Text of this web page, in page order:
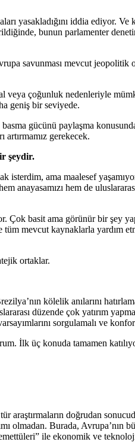
yasakladığını iddia ediyor.
bunun parlamenter
savunması mevcut jeopolitik
veya çoğunluk nedenleriyle
geniş bir seviyede.
gücünü paylaşma
gerekecek.
şeydir.
isterdim, ama maalesef
anayasamızı hem de
Çok basit ama görünür bir şey
tüm mevcut kaynaklarla yardım
ortaklar.
kölelik anılarını
düzende çok yatırım
sorgulamalı ve konfor
İlk üç konuda tamamen
araştırmaların doğrudan
olmadan. Burada, Avrupa’nın
ile ekonomik ve